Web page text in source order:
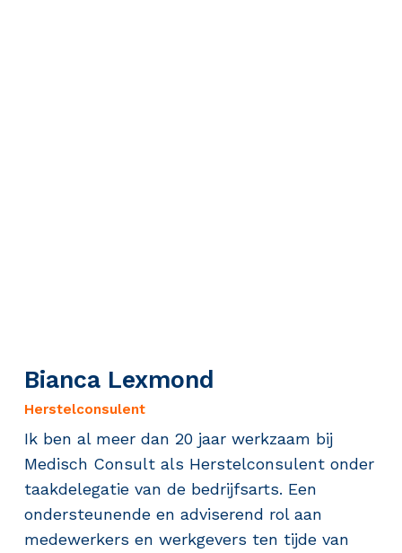
Bianca Lexmond
Herstelconsulent
Ik ben al meer dan 20 jaar werkzaam bij
Medisch Consult als Herstelconsulent onder
taakdelegatie van de bedrijfsarts. Een
ondersteunende en adviserend rol aan
medewerkers en werkgevers ten tijde van